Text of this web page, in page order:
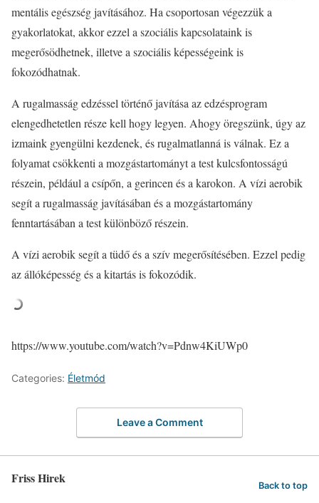
mentális egészség javításához. Ha csoportosan végezzük a
gyakorlatokat, akkor ezzel a szociális kapcsolataink is
megerősödhetnek, illetve a szociális képességeink is
fokozódhatnak.
A rugalmasság edzéssel történő javítása az edzésprogram
elengedhetetlen része kell hogy legyen. Ahogy öregszünk, úgy az
izmaink gyengülni kezdenek, és rugalmatlanná is válnak. Ez a
folyamat csökkenti a mozgástartományt a test kulcsfontosságú
részein, például a csípőn, a gerincen és a karokon. A vízi aerobik
segít a rugalmasság javításában és a mozgástartomány
fenntartásában a test különböző részein.
A vízi aerobik segít a tüdő és a szív megerősítésében. Ezzel pedig
az állóképesség és a kitartás is fokozódik.
https://www.youtube.com/watch?v=Pdnw4KiUWp0
Categories: Életmód
Leave a Comment
Friss Hirek Back to top